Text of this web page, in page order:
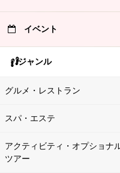
イベント
ジャンル
グルメ・レストラン
スパ・エステ
アクティビティ・オプショナ
ツアー